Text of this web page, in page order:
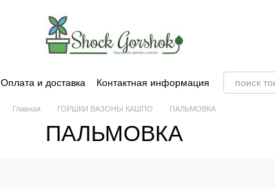
Оплата и доставка Контактная информация
Главная ГОРШКИ ВАЗОНЫ КАШПО ПАЛЬМОВКА
ПАЛЬМОВКА